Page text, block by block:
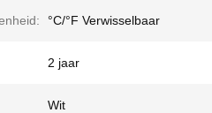
°C/°F Verwisselbaar
2 jaar
Wit